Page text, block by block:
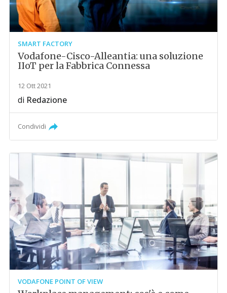
SMART FACTORY
Vodafone-Cisco-Alleantia: una soluzione
IIoT per la Fabbrica Connessa
12 Ott 2021
di Redazione
Condividi
VODAFONE POINT OF VIEW